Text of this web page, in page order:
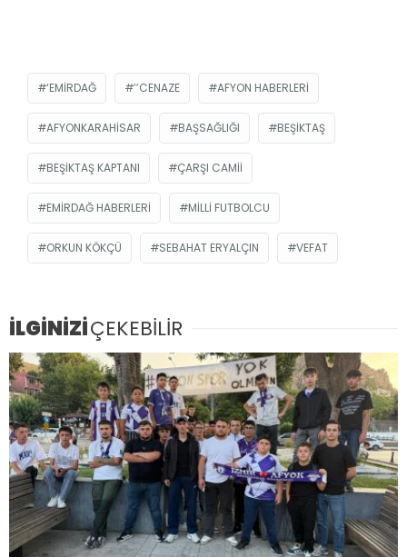
‘EMIRDAĞ ’’CENAZE AFYON HABERLERI
AFYONKARAHISAR BAŞSAĞLIĞI BEŞIKTAŞ
BEŞIKTAŞ KAPTANI ÇARŞI CAMII
EMIRDAĞ HABERLERI MILLI FUTBOLCU
ORKUN KÖKÇÜ SEBAHAT ERYALÇIN VEFAT
İLGİNİZİÇEKEBİLİR